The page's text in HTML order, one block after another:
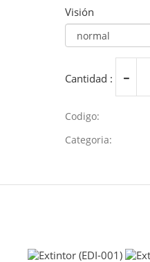
Visión
Cantidad :
Codigo:
Categoria: